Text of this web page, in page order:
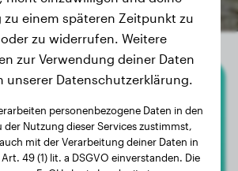
NOx
zu einem späteren Zeitpunkt zu
zu widerrufen. Weitere
zur Verwendung deiner Daten
unserer Datenschutzerklärung.
personenbezogene Daten in den
der Nutzung dieser Services zustimmst,
mit der Verarbeitung deiner Daten in
49 (1) lit. a DSGVO einverstanden. Die